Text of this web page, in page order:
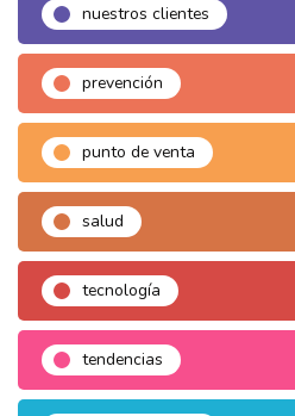
nuestros clientes
prevención
punto de venta
salud
tecnología
tendencias